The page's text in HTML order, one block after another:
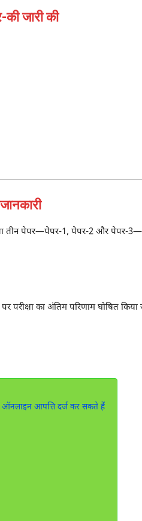
जारी की
तीन पेपर—पेपर-1, पेपर-2 और
का अंतिम परिणाम घोषित
ऑनलाइन आपत्ति दर्ज कर सकते हैं